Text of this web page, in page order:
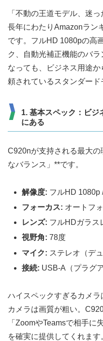
「不動の王道モデル、迷
長年にわたりAmazonラン
です。フルHD 1080pの高
ク、自動光補正機能のバ
なっても、ビジネス用途
頼されているスタンダード
1. 基本スペック：ビジ
にある
C920nが支持される最大
なバランス」**です。
解像度: フルHD 1080p
フォーカス: オートフ
レンズ: フルHDガラス
視野角: 78度
マイク: ステレオ（デ
接続: USB-A（プラグ
ハイスペックすぎるカメ
カメラは画質が粗い。
「ZoomやTeamsで相手に
を確実に提供してくれます